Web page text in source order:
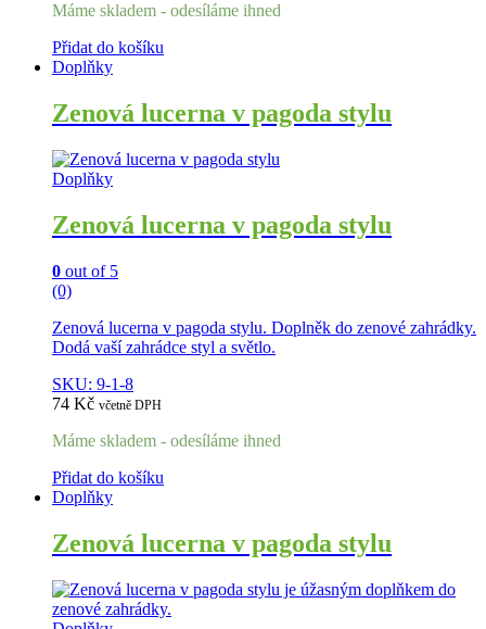
Máme skladem - odesíláme ihned
Přidat do košíku
Doplňky
Zenová lucerna v pagoda stylu
Doplňky
Zenová lucerna v pagoda stylu
0 out of 5
(0)
Zenová lucerna v pagoda stylu. Doplněk do zenové zahrádky.
Dodá vaší zahrádce styl a světlo.
SKU: 9-1-8
74 Kč včetně DPH
Máme skladem - odesíláme ihned
Přidat do košíku
Doplňky
Zenová lucerna v pagoda stylu